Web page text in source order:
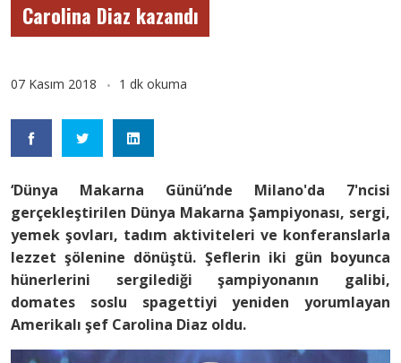
Carolina Diaz kazandı
07 Kasım 2018 1 dk okuma
‘Dünya Makarna Günü’nde Milano'da 7'ncisi
gerçekleştirilen Dünya Makarna Şampiyonası, sergi,
yemek şovları, tadım aktiviteleri ve konferanslarla
lezzet şölenine dönüştü. Şeflerin iki gün boyunca
hünerlerini sergilediği şampiyonanın galibi,
domates soslu spagettiyi yeniden yorumlayan
Amerikalı şef Carolina Diaz oldu.